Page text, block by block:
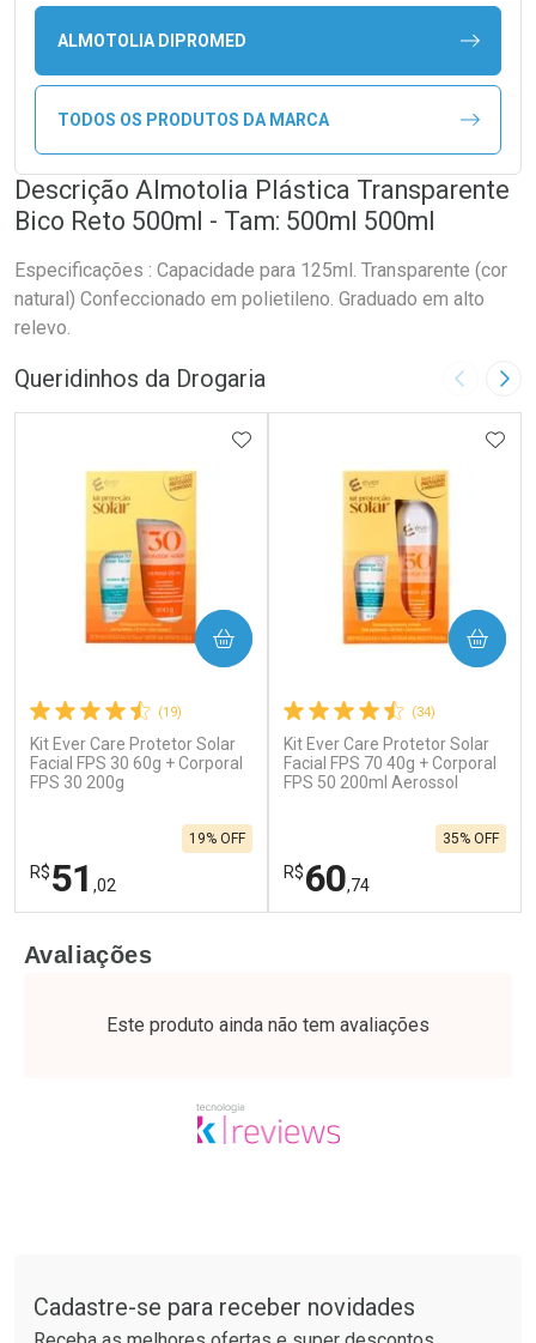
ALMOTOLIA DIPROMED
TODOS OS PRODUTOS DA MARCA
Descrição Almotolia Plástica Transparente
Bico Reto 500ml - Tam: 500ml 500ml
Especificações : Capacidade para 125ml. Transparente (cor
natural) Confeccionado em polietileno. Graduado em alto
relevo.
Queridinhos da Drogaria Imagem
(19)
Kit Ever Care Protetor Solar
Facial FPS 30 60g + Corporal
FPS 30 200g
R$51 ,02
19% OFF
ADICIONAR AOS FAVORITOS
COMPRAR
Laboratório
Ativar Desconto
Por Menos
(34)
Kit Ever Care Protetor Solar
Facial FPS 70 40g + Corporal
FPS 50 200ml Aerossol
R$60,74
35% OFF
COMPRAR
Laboratório
Ativar Desconto
Por Menos
Avaliações
Este produto ainda não tem avaliações
Cadastre-se para receber novidades